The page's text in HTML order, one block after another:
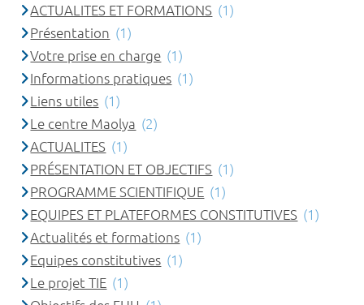
ACTUALITES ET FORMATIONS (1)
Présentation (1)
Votre prise en charge (1)
Informations pratiques (1)
Liens utiles (1)
Le centre Maolya (2)
ACTUALITES (1)
PRÉSENTATION ET OBJECTIFS (1)
PROGRAMME SCIENTIFIQUE (1)
EQUIPES ET PLATEFORMES CONSTITUTIVES (1)
Actualités et formations (1)
Equipes constitutives (1)
Le projet TIE (1)